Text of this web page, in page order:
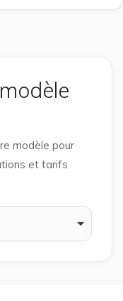
modèle pour
et tarifs